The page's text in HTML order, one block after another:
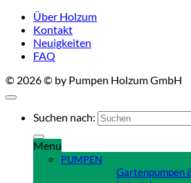
Über Holzum
Kontakt
Neuigkeiten
FAQ
© 2026 © by Pumpen Holzum GmbH
Suchen nach:
Menu
PUMPEN
Gartenpumpen